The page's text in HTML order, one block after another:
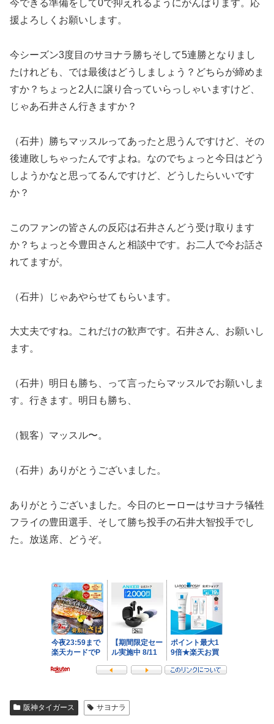
今できる準備をして0で抑えれるようにがんばります。応
援よろしくお願いします。
今シーズン3度目のサヨナラ勝ちそして5連勝となりまし
たけれども、では最後はどうしましょう？どちらが締めま
すか？ちょっと2人に譲り合っていらっしゃいますけど、
じゃあ石井さん行きますか？
（石井）勝ちマッスルってあったと思うんですけど、その
後連敗しちゃったんですよね。なのでちょっと今日はどう
しようかなと思ってるんですけど、どうしたらいいです
か？
このファンの皆さんの反応は石井さんどう受け取ります
か？ちょっと今豊田さんと相談中です。お二人で今お話さ
れてますが。
（石井）じゃあやらせてもらいます。
大丈夫ですね。これだけの歓声です。石井さん、お願いし
ます。
（石井）明日も勝ち、って言ったらマッスルでお願いしま
す。行きます。明日も勝ち、
（観客）マッスル〜。
（石井）ありがとうございました。
ありがとうございました。今日のヒーローはサヨナラ犠牲
フライの豊田選手、そして勝ち投手の石井大智投手でし
た。放送席、どうぞ。
阪神タイガース サヨナラ